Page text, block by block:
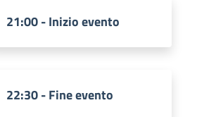
21:00 - Inizio evento
22:30 - Fine evento